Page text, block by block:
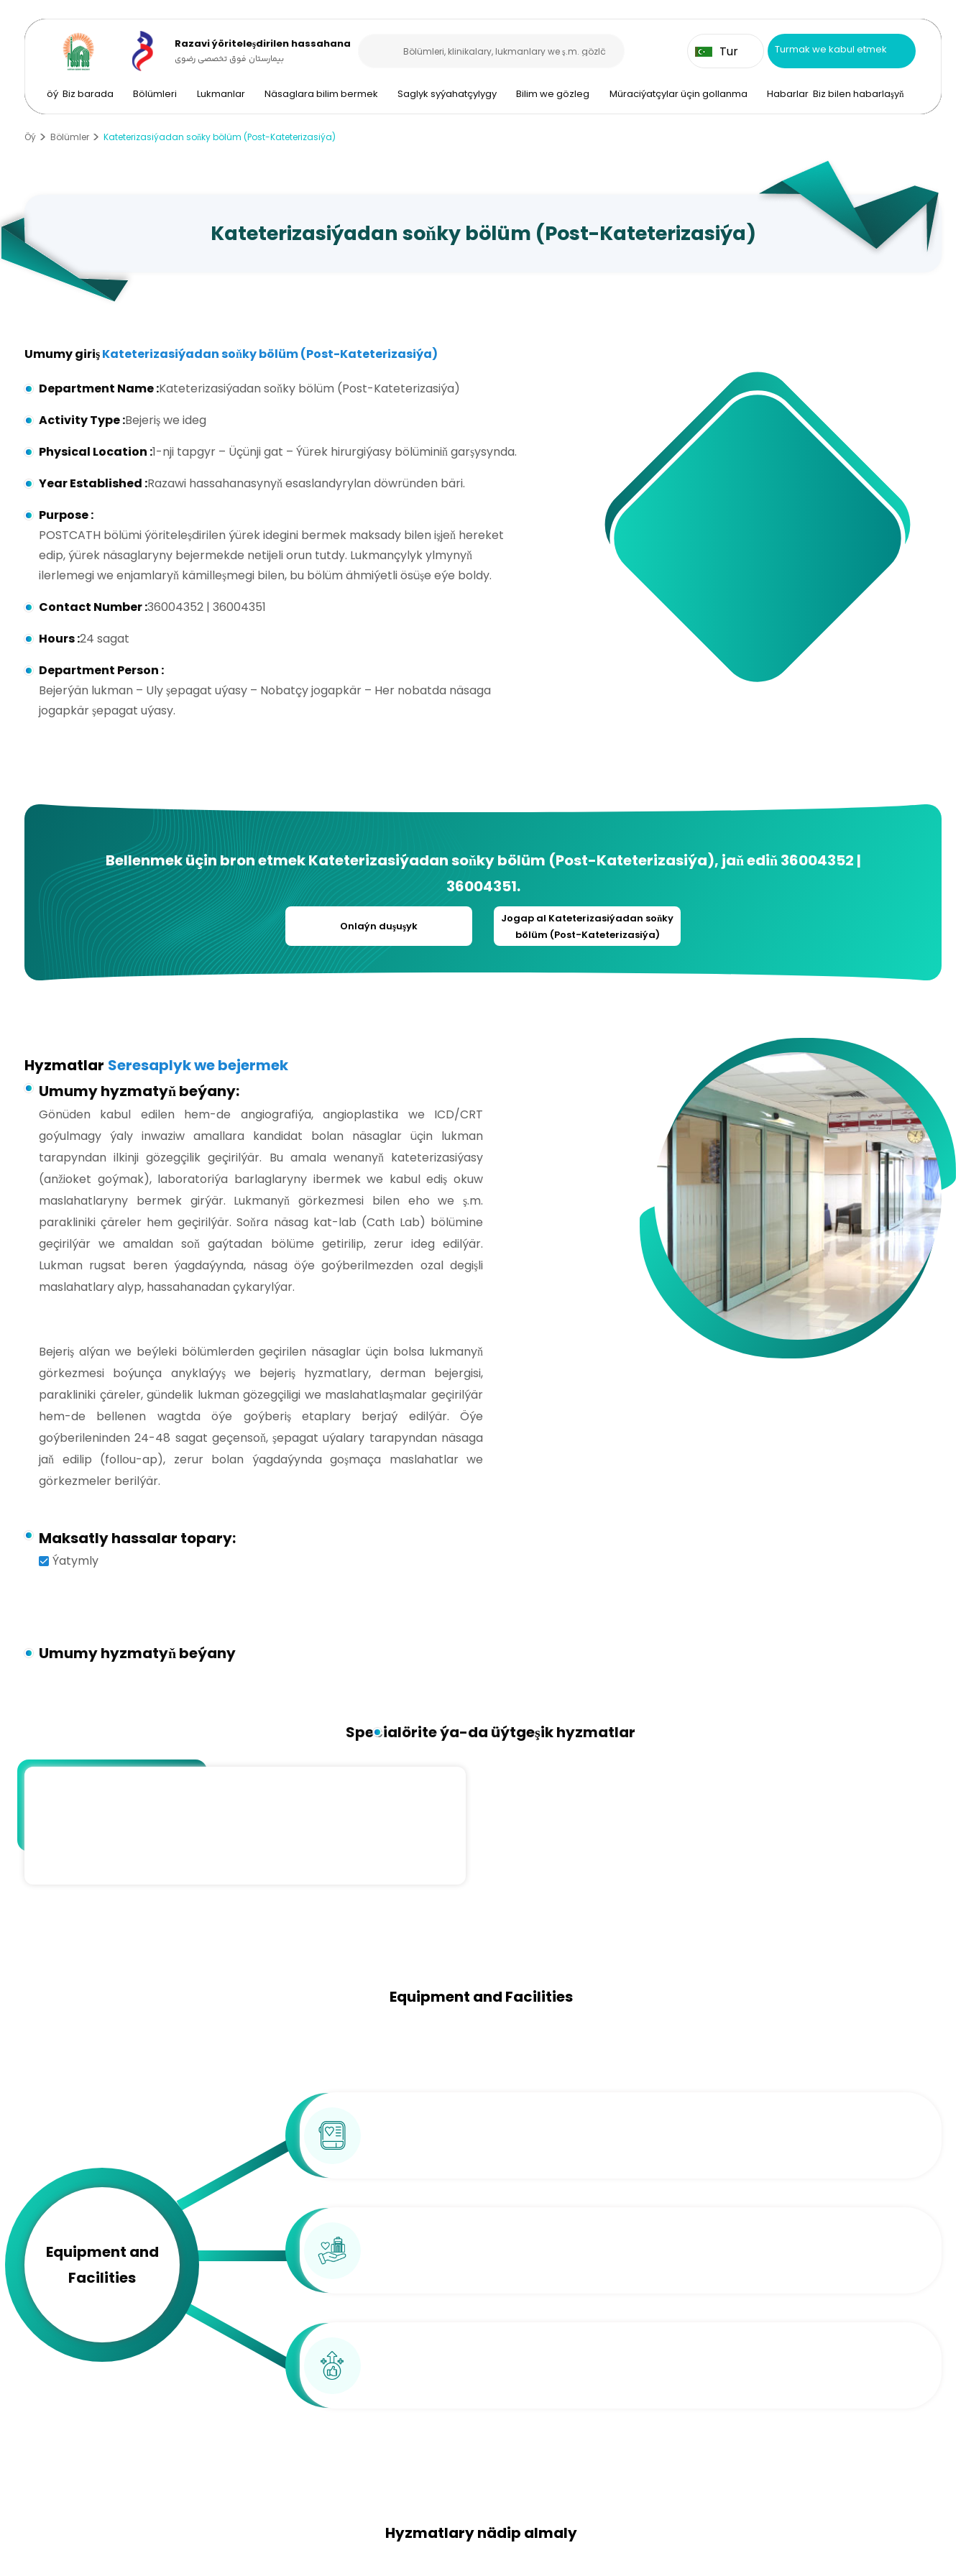
Razavi ýöriteleşdirilen hassahana
بیمارستان فوق تخصصی رضوی
Tur Turmak we kabul etmek
öý Biz barada Bölümleri Lukmanlar Näsaglara bilim bermek Saglyk syýahatçylygy Bilim we gözleg Müraciýatçylar üçin gollanma Habarlar Biz bilen habarlaşyň
Öý Bölümler Kateterizasiýadan soňky bölüm (Post-Kateterizasiýa)
Kateterizasiýadan soňky bölüm (Post-Kateterizasiýa)
Umumy girişKateterizasiýadan soňky bölüm (Post-Kateterizasiýa)
Department Name:Kateterizasiýadan soňky bölüm (Post-Kateterizasiýa)
Activity Type:Bejeriş we ideg
Physical Location :1-nji tapgyr – Üçünji gat – Ýürek hirurgiýasy bölüminiň garşysynda.
Year Established :Razawi hassahanasynyň esaslandyrylan döwründen bäri.
Purpose:
POSTCATH bölümi ýöriteleşdirilen ýürek idegini bermek maksady bilen işjeň hereket
edip, ýürek näsaglaryny bejermekde netijeli orun tutdy. Lukmançylyk ylmynyň
ilerlemegi we enjamlaryň kämilleşmegi bilen, bu bölüm ähmiýetli ösüşe eýe boldy.
Contact Number:36004352 | 36004351
Hours:24 sagat
Department Person :
Bejerýän lukman – Uly şepagat uýasy – Nobatçy jogapkär – Her nobatda näsaga
jogapkär şepagat uýasy.
Bellenmek üçin bron etmekKateterizasiýadan soňky bölüm (Post-Kateterizasiýa), jaň ediň36004352 |
36004351.
Onlaýn duşuşyk
Jogap al Kateterizasiýadan soňky
bölüm (Post-Kateterizasiýa)
Hyzmatlar Seresaplyk we bejermek
Umumy hyzmatyň beýany:
Gönüden kabul edilen hem-de angiografiýa, angioplastika we ICD/CRT
goýulmagy ýaly inwaziw amallara kandidat bolan näsaglar üçin lukman
tarapyndan ilkinji gözegçilik geçirilýär. Bu amala wenanyň kateterizasiýasy
(anžioket goýmak), laboratoriýa barlaglaryny ibermek we kabul ediş okuw
maslahatlaryny bermek girýär. Lukmanyň görkezmesi bilen eho we ş.m.
parakliniki çäreler hem geçirilýär. Soňra näsag kat-lab (Cath Lab) bölümine
geçirilýär we amaldan soň gaýtadan bölüme getirilip, zerur ideg edilýär.
Lukman rugsat beren ýagdaýynda, näsag öýe goýberilmezden ozal degişli
maslahatlary alyp, hassahanadan çykarylýar.
Bejeriş alýan we beýleki bölümlerden geçirilen näsaglar üçin bolsa lukmanyň
görkezmesi boýunça anyklaýyş we bejeriş hyzmatlary, derman bejergisi,
parakliniki çäreler, gündelik lukman gözegçiligi we maslahatlaşmalar geçirilýär
hem-de bellenen wagtda öýe goýberiş etaplary berjaý edilýär. Öýe
goýberileninden 24-48 sagat geçensoň, şepagat uýalary tarapyndan näsaga
jaň edilip (follou-ap), zerur bolan ýagdaýynda goşmaça maslahatlar we
görkezmeler berilýär.
Maksatly hassalar topary:
Ýatymly
Umumy hyzmatyň beýany
Specialörite ýa-da üýtgeşik hyzmatlar
Equipment and Facilities
Equipment and
Facilities
Hyzmatlary nädip almaly